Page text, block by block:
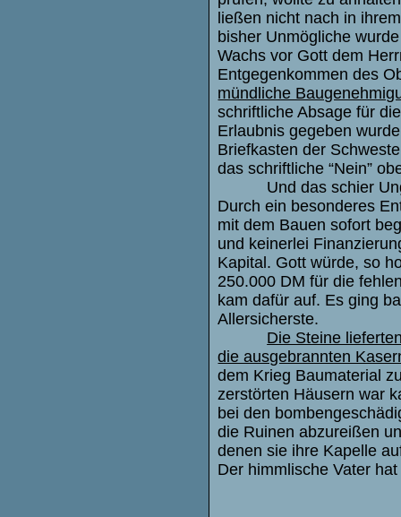
ließen nicht nach in
bisher Unmögliche
Wachs vor Gott dem
Entgegenkommen des
mündliche
schriftliche Absage für
Erlaubnis gegeben
Briefkasten der
das schriftliche “Nein”
Und das schier
Durch ein besonderes
mit dem Bauen sofort
und keinerlei
Kapital. Gott würde, so
250.000 DM für die
kam dafür auf. Es ging
Allersicherste.
Die Steine
die ausgebrannten
dem Krieg Baumaterial
zerstörten Häusern war
bei den
die Ruinen abzureißen
denen sie ihre Kapelle
Der himmlische Vater